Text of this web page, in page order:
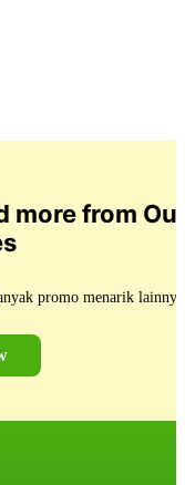
more from
promo menarik